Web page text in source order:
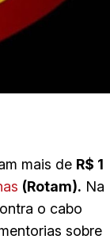
mais de R$ 1
(Rotam). Na
o cabo
sobre